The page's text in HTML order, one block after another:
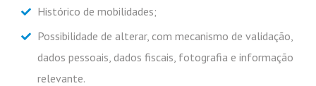
Histórico de mobilidades;
Possibilidade de alterar, com mecanismo de validação,
dados pessoais, dados fiscais, fotografia e informação
relevante.